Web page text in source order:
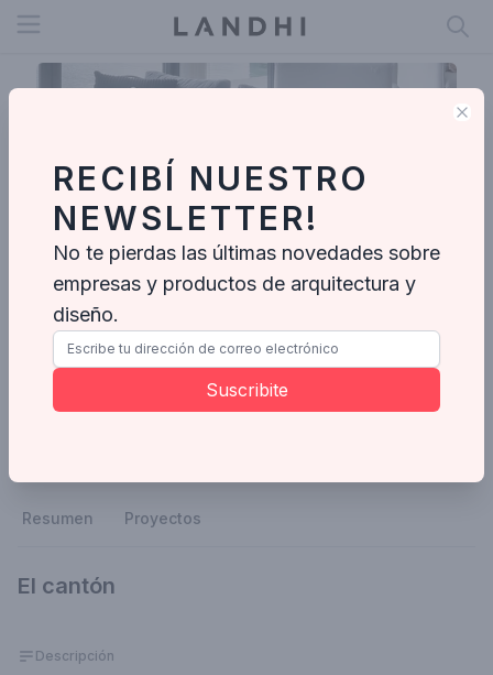
Open menu
Linea D Interiorismo
Resumen Proyectos
El cantón
Descripción
RECIBÍ NUESTRO
NEWSLETTER!
No te pierdas las últimas novedades sobre
empresas y productos de arquitectura y
diseño.
Suscribite